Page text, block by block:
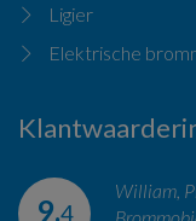
Ligier
Elektrische
9.4
William,